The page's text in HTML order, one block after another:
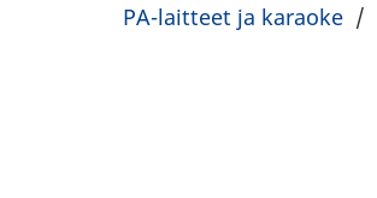
PA-laitteet ja karaoke /